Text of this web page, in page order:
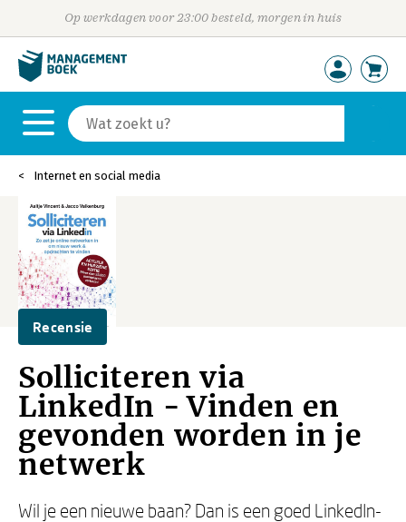
Op werkdagen voor 23:00 besteld, morgen in huis
Internet en social media
Recensie
Solliciteren via
LinkedIn - Vinden en
gevonden worden in je
netwerk
Wil je een nieuwe baan? Dan is een goed LinkedIn-